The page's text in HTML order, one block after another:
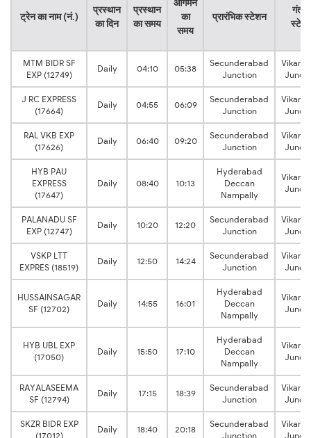
ट्रेन का नाम (नं.)
प्रस्थान
का दिन
प्रस्थान
का समय
आगमन
का
समय
प्रारंभिक स्टेशन
गंतव्य
MTM BIDR SF
EXP (12749)
Daily 04:10 05:38
Secunderabad
Junction
J RC EXPRESS
(17664)
Daily 04:55 06:09
Secunderabad
Junction
RAL VKB EXP
(17626)
Daily 06:40 09:20
Secunderabad
Junction
HYB PAU
EXPRESS
(17647)
Daily 08:40 10:13
Hyderabad
Deccan
Nampally
PALANADU SF
EXP (12747)
Daily 10:20 12:20
Secunderabad
Junction
VSKP LTT
EXPRES (18519)
Daily 12:50 14:24
Secunderabad
Junction
HUSSAINSAGAR
SF (12702)
Daily 14:55 16:01
Hyderabad
Deccan
Nampally
HYB UBL EXP
(17050)
Daily 15:50 17:10
Hyderabad
Deccan
Nampally
RAYALASEEMA
SF (12794)
Daily 17:15 18:39
Secunderabad
Junction
SKZR BIDR EXP
(17012)
Daily 18:40 20:18
Secunderabad
Junction